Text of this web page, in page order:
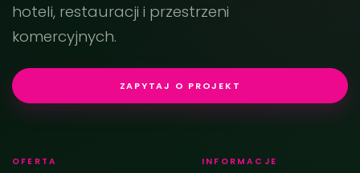
hoteli, restauracji i przestrzeni
komercyjnych.
ZAPYTAJ O PROJEKT
OFERTA INFORMACJE